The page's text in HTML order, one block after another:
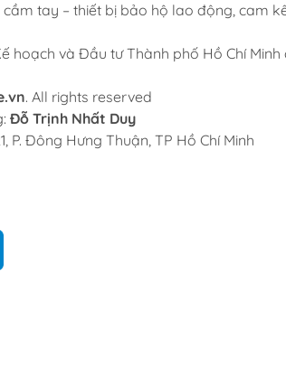
tay – thiết bị bảo hộ lao động, cam
hoạch và Đầu tư Thành phố Hồ Chí Minh
. All rights reserved
Đỗ Trịnh Nhất Duy
P. Đông Hưng Thuận, TP Hồ Chí Minh